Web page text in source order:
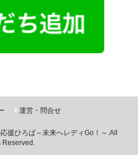
運営・問合せ
援ひろば～未来へレディGo！～ .All
Reserved.